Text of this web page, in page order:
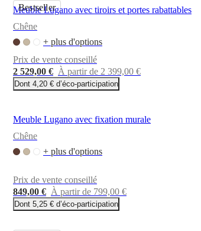
Bestseller
Meuble Lugano avec tiroirs et portes rabattables
Chêne
+ plus d'options
Prix de vente conseillé
2 529,00 € À partir de 2 399,00 €
Dont 4,20 € d’éco-participation
Meuble Lugano avec fixation murale
Chêne
+ plus d'options
Prix de vente conseillé
849,00 € À partir de 799,00 €
Dont 5,25 € d’éco-participation